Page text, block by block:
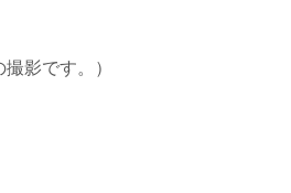
影です。）